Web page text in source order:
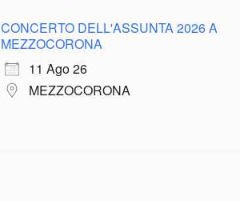
CONCERTO DELL'ASSUNTA 2026 A
MEZZOCORONA
11 Ago 26
MEZZOCORONA